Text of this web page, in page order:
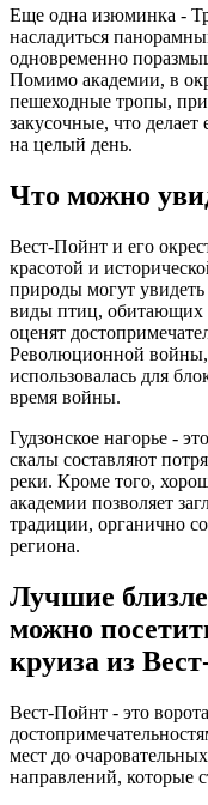
Еще одна изюминка -
насладиться
одновременно
Помимо академии, в
пешеходные тропы,
закусочные, что
на целый день.
Что можно
Вест-Пойнт и его
красотой и
природы могут
виды птиц, обитающих
оценят
Революционной войны,
использовалась для
время войны.
Гудзонское нагорье -
скалы составляют
реки. Кроме того,
академии позволяет
традиции, органично
региона.
Лучшие
можно
круиза из
Вест-Пойнт - это
мест до
направлений, которые